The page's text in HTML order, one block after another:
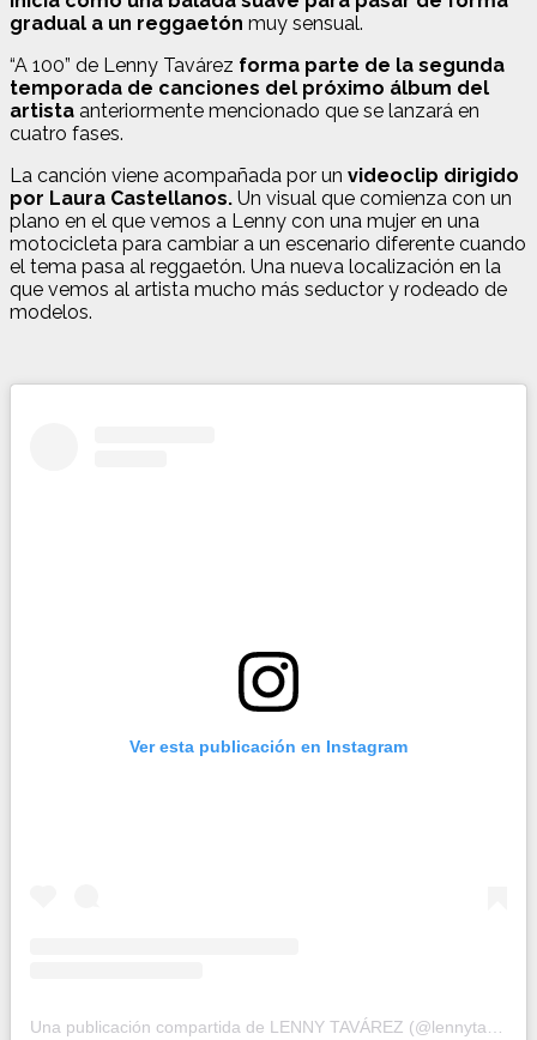
gradual a un reggaetón muy sensual.
“A 100” de Lenny Tavárez forma parte de la segunda
temporada de canciones del próximo álbum del
artista anteriormente mencionado que se lanzará en
cuatro fases.
La canción viene acompañada por un videoclip dirigido
por Laura Castellanos. Un visual que comienza con un
plano en el que vemos a Lenny con una mujer en una
motocicleta para cambiar a un escenario diferente cuando
el tema pasa al reggaetón. Una nueva localización en la
que vemos al artista mucho más seductor y rodeado de
modelos.
Ver esta publicación en Instagram